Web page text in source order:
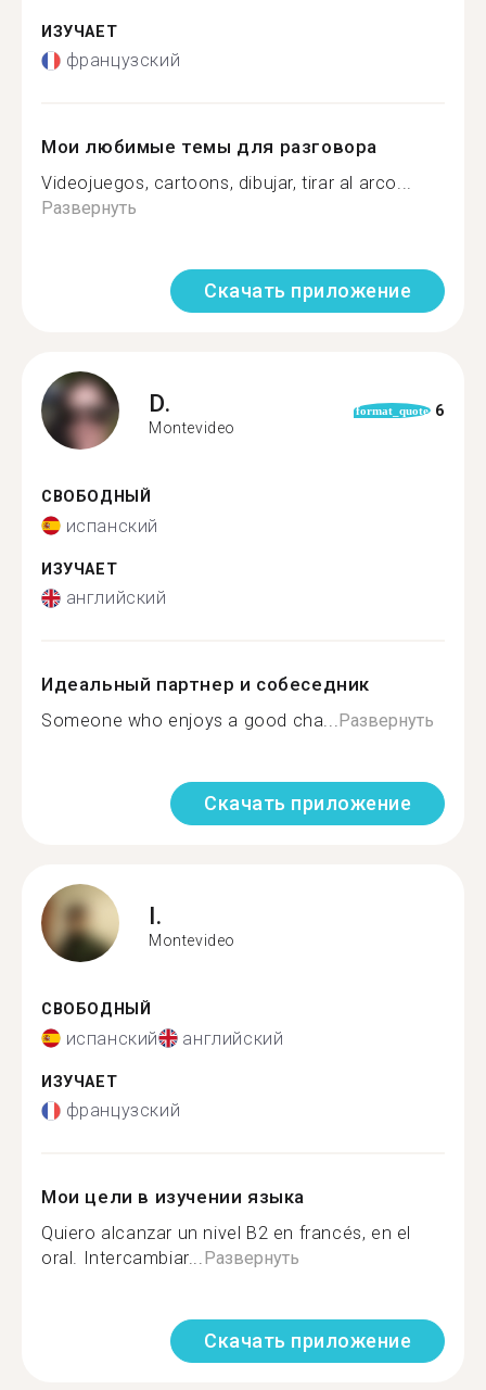
ИЗУЧАЕТ
французский
Мои любимые темы для разговора
Videojuegos, cartoons, dibujar, tirar al arco...
Развернуть
Скачать приложение
D.
Montevideo
format_quote 6
СВОБОДНЫЙ
испанский
ИЗУЧАЕТ
английский
Идеальный партнер и собеседник
Someone who enjoys a good cha...Развернуть
Скачать приложение
I.
Montevideo
СВОБОДНЫЙ
испанский английский
ИЗУЧАЕТ
французский
Мои цели в изучении языка
Quiero alcanzar un nivel B2 en francés, en el
oral. Intercambiar...Развернуть
Скачать приложение